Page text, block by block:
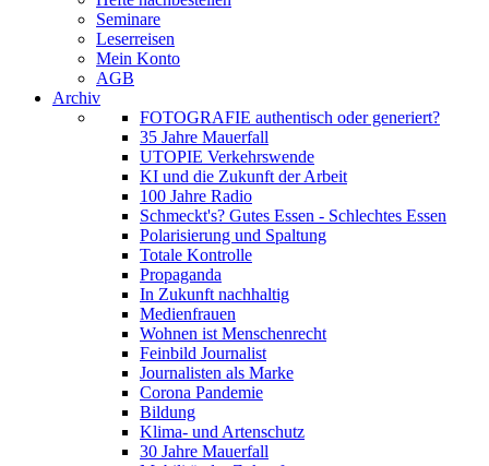
Seminare
Leserreisen
Mein Konto
AGB
Archiv
FOTOGRAFIE authentisch oder generiert?
35 Jahre Mauerfall
UTOPIE Verkehrswende
KI und die Zukunft der Arbeit
100 Jahre Radio
Schmeckt's? Gutes Essen - Schlechtes Essen
Polarisierung und Spaltung
Totale Kontrolle
Propaganda
In Zukunft nachhaltig
Medienfrauen
Wohnen ist Menschenrecht
Feinbild Journalist
Journalisten als Marke
Corona Pandemie
Bildung
Klima- und Artenschutz
30 Jahre Mauerfall